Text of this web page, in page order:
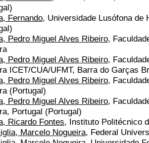
Fernando, Universidade Lusófona de
Pedro Miguel Alves Ribeiro,
Pedro Miguel Alves Ribeiro,
ICET/CUA/UFMT, Barra do Garças
Pedro Miguel Alves Ribeiro,
(Portugal)
Pedro Miguel Alves Ribeiro,
Portugal (Portugal)
Ricardo Fontes, Instituto Politécnico
Marcelo Nogueira, Federal